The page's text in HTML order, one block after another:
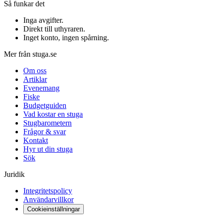
Så funkar det
Inga avgifter.
Direkt till uthyraren.
Inget konto, ingen spårning.
Mer från stuga.se
Om oss
Artiklar
Evenemang
Fiske
Budgetguiden
Vad kostar en stuga
Stugbarometern
Frågor & svar
Kontakt
Hyr ut din stuga
Sök
Juridik
Integritetspolicy
Användarvillkor
Cookieinställningar